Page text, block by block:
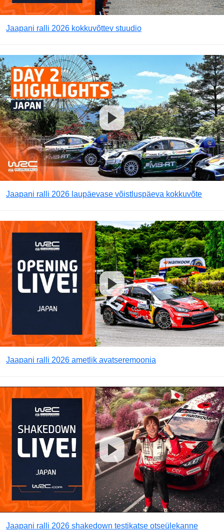
Jaapani ralli 2026 kokkuvõttev stuudio
Jaapani ralli 2026 laupäevase võistluspäeva kokkuvõte
Jaapani ralli 2026 ametlik avatseremoonia
Jaapani ralli 2026 shakedown testikatse otseülekanne